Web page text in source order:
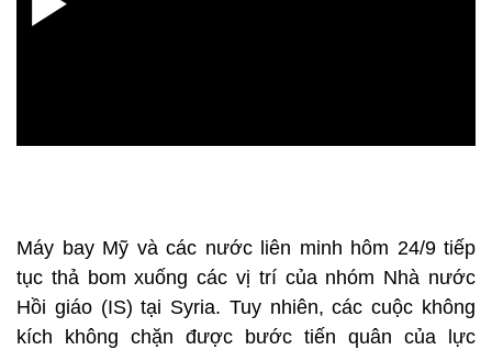
Máy bay Mỹ và các nước liên minh hôm 24/9 tiếp
tục thả bom xuống các vị trí của nhóm Nhà nước
Hồi giáo (IS) tại Syria. Tuy nhiên, các cuộc không
kích không chặn được bước tiến quân của lực